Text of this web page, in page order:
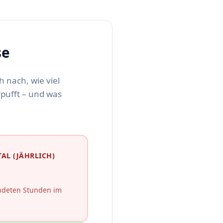
nach, wie viel
– und was
(JÄHRLICH)
Stunden im